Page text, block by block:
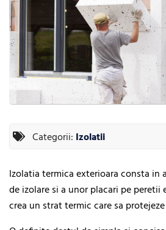
Categorii: Izolatii
Izolatia termica exterioara consta in
de izolare si a unor placari pe peretii
crea un strat termic care sa